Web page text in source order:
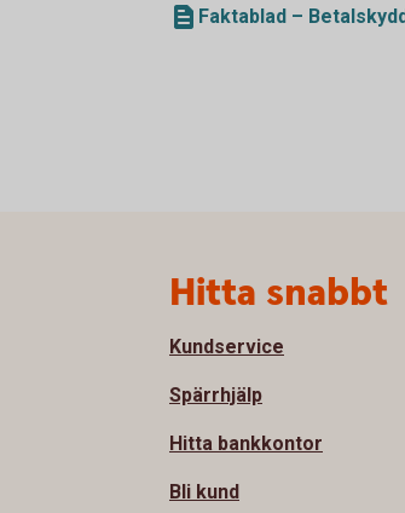
Faktablad –
Hitta snabbt
Kundservice
Spärrhjälp
Hitta bankkontor
Bli kund